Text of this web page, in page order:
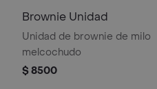
Brownie Unidad
Unidad de brownie de milo
melcochudo
$ 8500